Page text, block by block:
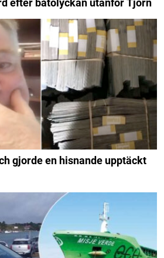
efter båtolyckan utanför Tjörn
gjorde en hisnande upptäckt